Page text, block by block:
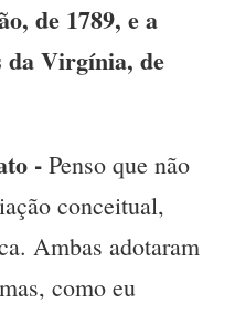
de 1789, e a
da Virgínia, de
- Penso que não
conceitual,
Ambas adotaram
como eu